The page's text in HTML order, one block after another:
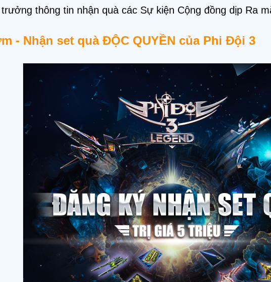
thông tin nhận quà các Sự kiện Cộng đồng dịp Ra
- Nhận set quà ĐỘC QUYỀN của Phi Đội 3